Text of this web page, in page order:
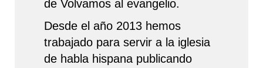
de Volvamos al evangelio.
Desde el año 2013 hemos
trabajado para servir a la iglesia
de habla hispana publicando